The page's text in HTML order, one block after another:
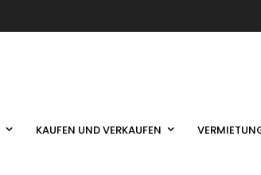
KAUFEN UND VERKAUFEN